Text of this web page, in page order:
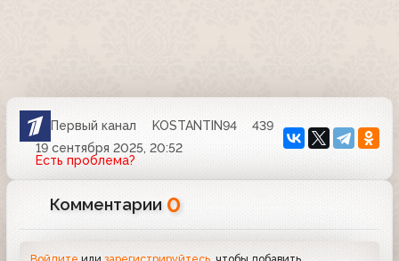
Первый канал KOSTANTIN94
439
19 сентября 2025, 20:52
Есть проблема?
Комментарии 0